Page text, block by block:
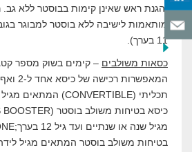
והגנת ראש שאינן קימות בבוסטר ללא גב.
11 בערך).
כסאות משולבים – קימים בשוק מספר
בטיחות משולב בוסטר המתאים מגיל לידה